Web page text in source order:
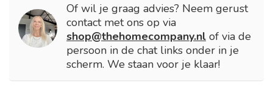
Of wil je graag advies? Neem gerust
contact met ons op via
shop@thehomecompany.nl of via de
persoon in de chat links onder in je
scherm. We staan voor je klaar!